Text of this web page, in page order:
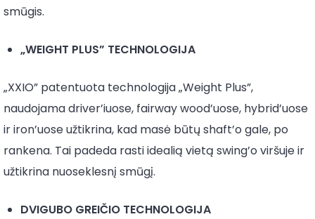
smūgis.
„WEIGHT PLUS” TECHNOLOGIJA
„XXIO” patentuota technologija „Weight Plus”,
naudojama driver’iuose, fairway wood’uose, hybrid’uose
ir iron’uose užtikrina, kad masė būtų shaft’o gale, po
rankena. Tai padeda rasti idealią vietą swing’o viršuje ir
užtikrina nuoseklesnį smūgį.
DVIGUBO GREIČIO TECHNOLOGIJA